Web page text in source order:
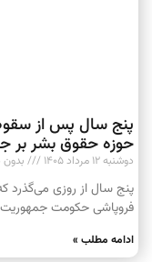
پنج سال پس از سقوط
حوزه حقوق بشر بر
دوشنبه ۱۲ مرداد ۱۴۰۵ بدون
فروپاشی حکومت جمهوریت،
ادامه مطلب »